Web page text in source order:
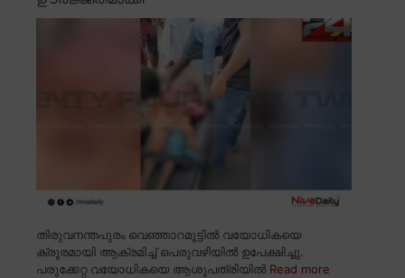
തിരുവനന്തപുരം വെഞ്ഞാറമൂട്ടിൽ വയോധികയെ
ക്രൂരമായി ആക്രമിച്ച് പെരുവഴിയിൽ ഉപേക്ഷിച്ചു.
പരുക്കേറ്റ വയോധികയെ ആശുപത്രിയിൽ Read more